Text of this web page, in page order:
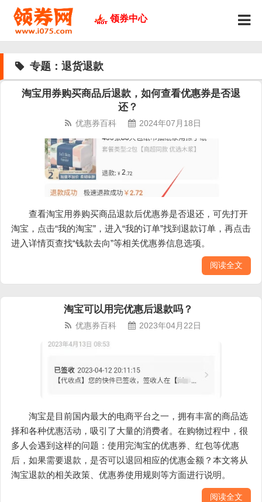
领券中心
专题：退货退款
淘宝用券购买商品后退款，如何查看优惠券是否退
还？
优惠券百科 2024年07月18日
查看淘宝用券购买商品退款后优惠券是否退还，可先打开
淘宝，点击“我的淘宝”，进入“我的订单”找到退款订单，再点击
进入详情页查找“钱款去向”等相关优惠券信息选项。
阅读全文
淘宝可以用完优惠后退款吗？
优惠券百科 2023年04月22日
淘宝是目前国内最大的电商平台之一，拥有丰富的商品选
择和各种优惠活动，吸引了大量的消费者。在购物过程中，很
多人会遇到这样的问题：使用完淘宝的优惠券、红包等优惠
后，如果需要退款，是否可以退回相应的优惠金额？本文将从
淘宝退款的相关政策、优惠券使用规则等方面进行说明。
阅读全文